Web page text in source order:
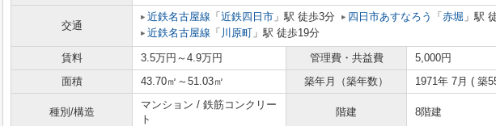
交通
近鉄名古屋線 「 近鉄四日市 」駅 徒歩3分 四日市あすなろう 「 赤堀 」駅
近鉄名古屋線 「 川原町 」駅 徒歩19分
賃料 3.5万円～4.9万円 管理費・共益費
5,000円
面積
43.70㎡～51.03㎡ 築年月（築年数） 1971年 7月 ( 築
種別/構造
マンション / 鉄筋コンクリー
ト
階建 8階建